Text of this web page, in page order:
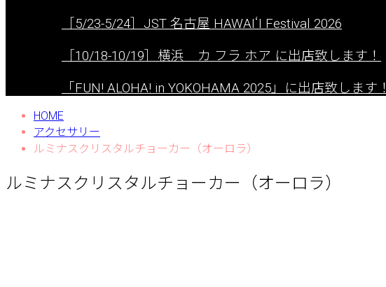
［5/23-5/24］JST 名古屋 HAWAIʻI Festival 2026
［10/18-10/19］横浜 カ フラ ホア に出店致します！
「FUN! ALOHA! in YOKOHAMA 2025」に出店致します！
HOME
アクセサリー
ルミナスクリスタルチョーカー（オーロラ）
ルミナスクリスタルチョーカー（オーロラ）